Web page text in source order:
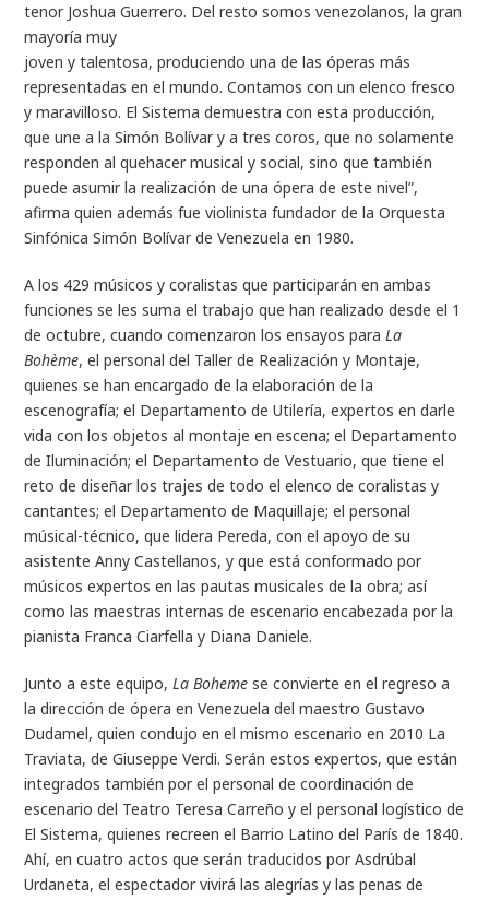
tenor Joshua Guerrero. Del resto somos venezolanos, la gran
mayoría muy
joven y talentosa, produciendo una de las óperas más
representadas en el mundo. Contamos con un elenco fresco
y maravilloso. El Sistema demuestra con esta producción,
que une a la Simón Bolívar y a tres coros, que no solamente
responden al quehacer musical y social, sino que también
puede asumir la realización de una ópera de este nivel”,
afirma quien además fue violinista fundador de la Orquesta
Sinfónica Simón Bolívar de Venezuela en 1980.
A los 429 músicos y coralistas que participarán en ambas
funciones se les suma el trabajo que han realizado desde el 1
de octubre, cuando comenzaron los ensayos paraLa
Bohème, el personal del Taller de Realización y Montaje,
quienes se han encargado de la elaboración de la
escenografía; el Departamento de Utilería, expertos en darle
vida con los objetos al montaje en escena; el Departamento
de Iluminación; el Departamento de Vestuario, que tiene el
reto de diseñar los trajes de todo el elenco de coralistas y
cantantes; el Departamento de Maquillaje; el personal
músical-técnico, que lidera Pereda, con el apoyo de su
asistente Anny Castellanos, y que está conformado por
músicos expertos en las pautas musicales de la obra; así
como las maestras internas de escenario encabezada por la
pianista Franca Ciarfella y Diana Daniele.
Junto a este equipo,La Boheme se convierte en el regreso a
la dirección de ópera en Venezuela del maestro Gustavo
Dudamel, quien condujo en el mismo escenario en 2010 La
Traviata, de Giuseppe Verdi. Serán estos expertos, que están
integrados también por el personal de coordinación de
escenario del Teatro Teresa Carreño y el personal logístico de
El Sistema, quienes recreen el Barrio Latino del París de 1840.
Ahí, en cuatro actos que serán traducidos por Asdrúbal
Urdaneta, el espectador vivirá las alegrías y las penas de